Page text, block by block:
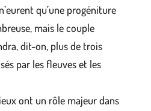
qu’une progéniture
mais le couple
dit-on, plus de trois
par les fleuves et les
ont un rôle majeur dans